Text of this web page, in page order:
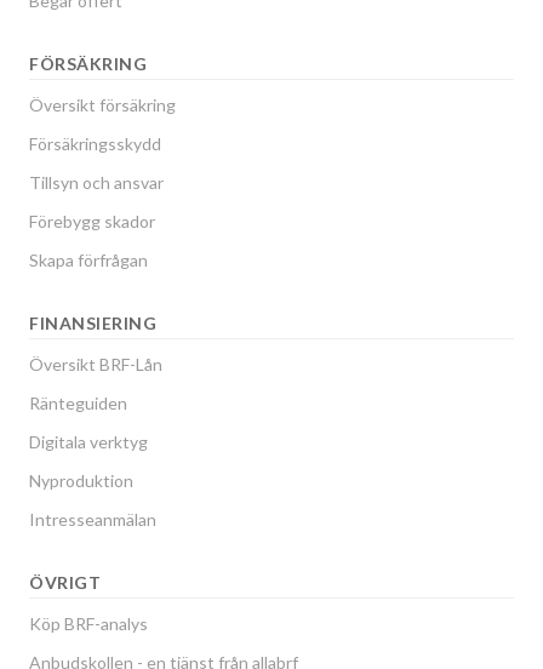
FÖRSÄKRING
Översikt försäkring
Försäkringsskydd
Tillsyn och ansvar
Förebygg skador
Skapa förfrågan
FINANSIERING
Översikt BRF-Lån
Ränteguiden
Digitala verktyg
Nyproduktion
Intresseanmälan
ÖVRIGT
Köp BRF-analys
Anbudskollen - en tjänst från allabrf